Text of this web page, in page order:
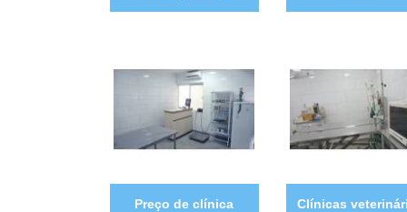
Preço de clínica
Clínicas